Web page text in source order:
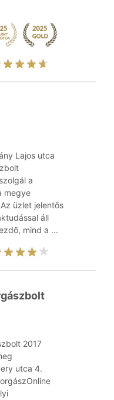
Lajos utca
a
megye
üzlet jelentős
áll
mind a ...
2017
utca 4.